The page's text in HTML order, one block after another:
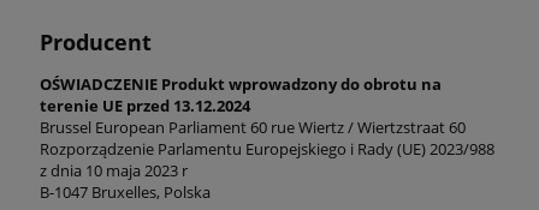
Producent
OŚWIADCZENIE Produkt wprowadzony do obrotu na
terenie UE przed 13.12.2024
Brussel European Parliament 60 rue Wiertz / Wiertzstraat 60
Rozporządzenie Parlamentu Europejskiego i Rady (UE) 2023/988
z dnia 10 maja 2023 r
B-1047 Bruxelles, Polska